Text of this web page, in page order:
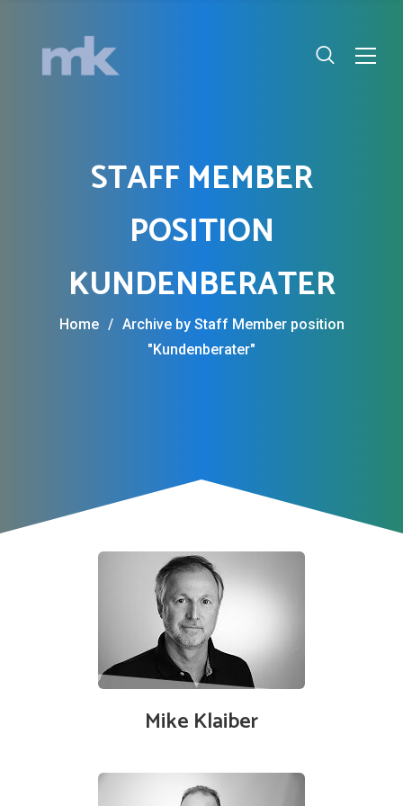
STAFF MEMBER
POSITION
KUNDENBERATER
Home / Archive by Staff Member position
"Kundenberater"
Geschäftsleitung, Kundenberater 0173/6052458 |
Mike Klaiber